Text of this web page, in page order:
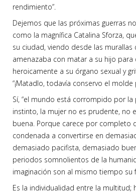
rendimiento”.
Dejemos que las próximas guerras
como la magnífica Catalina Sforza,
su ciudad, viendo desde las murallas
amenazaba con matar a su hijo para
heroicamente a su órgano sexual y
“¡Matadlo, todavía conservo el molde
Sí, “el mundo está corrompido por la
instinto, la mujer no es prudente, no
buena. Porque carece por completo
condenada a convertirse en
demasiado pacifista, demasiado
periodos somnolientos de la
imaginación son al mismo tiempo su
Es la individualidad entre la multitud;